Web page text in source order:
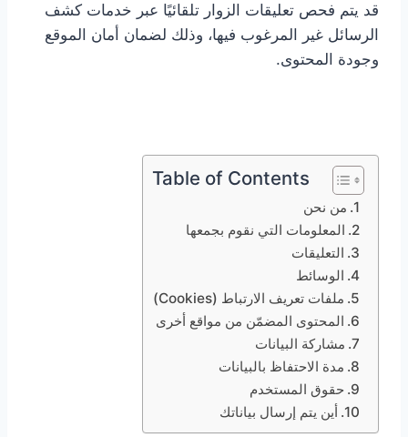
قد يتم فحص تعليقات الزوار تلقائيًا عبر خدمات كشف
الرسائل غير المرغوب فيها، وذلك لضمان أمان الموقع
وجودة المحتوى.
Table of Contents
من نحن
المعلومات التي نقوم بجمعها
التعليقات
الوسائط
ملفات تعريف الارتباط (Cookies)
المحتوى المضمّن من مواقع أخرى
مشاركة البيانات
مدة الاحتفاظ بالبيانات
حقوق المستخدم
أين يتم إرسال بياناتك